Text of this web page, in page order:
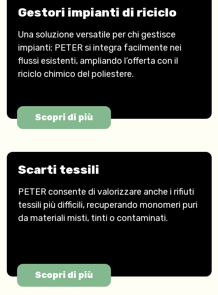
Gestori impianti di riciclo
Una soluzione versatile per chi gestisce
impianti: PETER si integra facilmente nei
flussi esistenti, ampliando l’offerta con il
riciclo chimico del poliestere.
Scopri di più
Scarti tessili
PETER consente di valorizzare anche i rifiuti
tessili più difficili, recuperando monomeri puri
da materiali misti, tinti o contaminati.
Scopri di più